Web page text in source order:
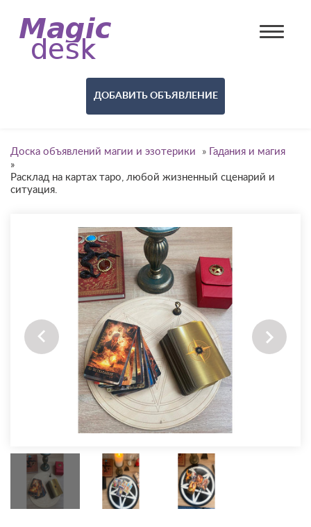
ДОБАВИТЬ ОБЪЯВЛЕНИЕ
Доска объявлений магии и эзотерики »
Гадания и магия
»
Расклад на картах таро, любой жизненный сценарий и
ситуация.